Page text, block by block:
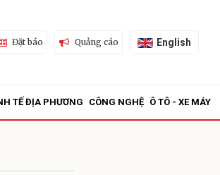
Đặt báo Quảng cáo English
TẾ ĐỊA PHƯƠNG CÔNG NGHỆ Ô TÔ - XE MÁY